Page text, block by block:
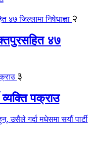
२
४७
३
पक्राउ